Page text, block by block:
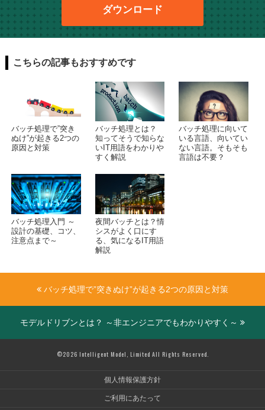
ダウンロード
こちらの記事もおすすめです
バッチ処理で”突き
ぬけ”が起きる2つの
原因と対策
バッチ処理とは？
知ってそうで知らな
いIT用語をわかりや
すく解説
バッチ処理に向いて
いる言語、向いてい
ない言語。そもそも
言語は不要？
バッチ処理入門 ～
設計の基礎、コツ、
注意点まで～
夜間バッチとは？情
シスがよく口にす
る、気になるIT用語
解説
バッチ処理で”突きぬけ”が起きる2つの原因と対策
モデルドリブンとは？ ～非エンジニアでもわかりやすく～
©2026 Intelligent Model, Limited All Rights Reserved.
個人情報保護方針
ご利用にあたって